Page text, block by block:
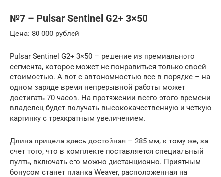
№7 – Pulsar Sentinel G2+ 3×50
Цена: 80 000 рублей
Pulsar Sentinel G2+ 3×50 – решение из премиального
сегмента, которое может не понравиться только своей
стоимостью. А вот с автономностью все в порядке – на
одном заряде время непрерывной работы может
достигать 70 часов. На протяжении всего этого времени
владелец будет получать высококачественную и четкую
картинку с трехкратным увеличением.
Длина прицела здесь достойная – 285 мм, к тому же, за
счет того, что в комплекте поставляется специальный
пулть, включать его можно дистанционно. Приятным
бонусом станет планка Weaver, расположенная на